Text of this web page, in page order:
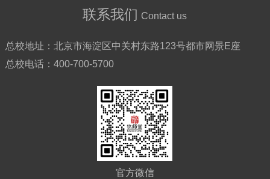
联系我们 Contact us
总校地址： 北京市海淀区中关村东路123号都市网景E座
总校电话： 400-700-5700
官方微信